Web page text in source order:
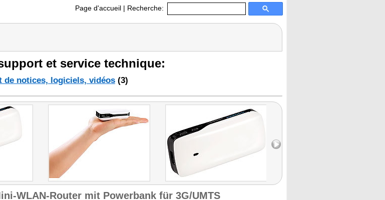
Page d'accueil | Recherche:
et service technique:
de notices, logiciels, vidéos (3)
WLAN-Router mit Powerbank für 3G/UMTS